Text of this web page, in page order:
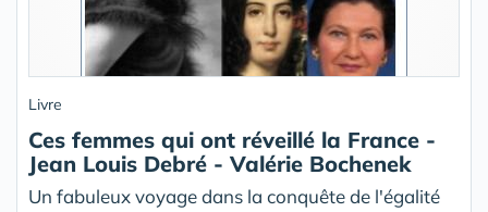
Livre
Ces femmes qui ont réveillé la France -
Jean Louis Debré - Valérie Bochenek
Un fabuleux voyage dans la conquête de l'égalité